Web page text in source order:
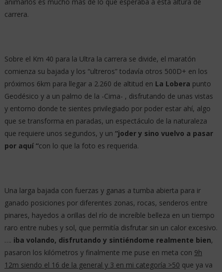
animarlos es mucho más de lo que esperaba a esta altura de
carrera.
Sobre el Km 40 para la Ultra la carrera se divide, el maratón
comienza su bajada y los “ultreros” todavía otros 500D+ en los
próximos 6km para llegar a 2.260 de altitud en La Lobera punto
Geodésico y a un palmo de la -Cima- , disfrutando de unas vistas
y entorno donde te sientes privilegiado por poder estar ahí, algo
que se transforma en paradas, un espectáculo de la naturaleza
que requiere unos segundos, y un “joder y sino vuelvo a pasar
por aquí “con lo que la foto es requerida.
Una larga bajada con fuerzas y ganas a tumba abierta para ir
ganado posiciones por diferentes zonas, rocas, senderos entre
pinares, hayedos a orillas del río de increíble belleza en un tiempo
raro entre nubes y sol, que permitía disfrutar sin un calor excesivo.
…. iba volando, disfrutando y sintiéndome realmente bien,
pasaron los kilómetros y finalmente me puse en meta con 9h
12m siendo el 16 de la general y 3 en mi categoría >50 que ya va